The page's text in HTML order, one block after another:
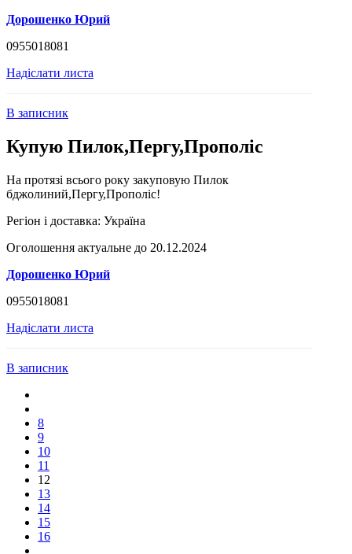
Дорошенко Юрий
0955018081
Надіслати листа
В записник
Купую Пилок,Пергу,Прополіс
На протязі всього року закуповую Пилок
бджолиний,Пергу,Прополіс!
Регіон і доставка: Україна
Оголошення актуальне до 20.12.2024
Дорошенко Юрий
0955018081
Надіслати листа
В записник
8
9
10
11
12
13
14
15
16